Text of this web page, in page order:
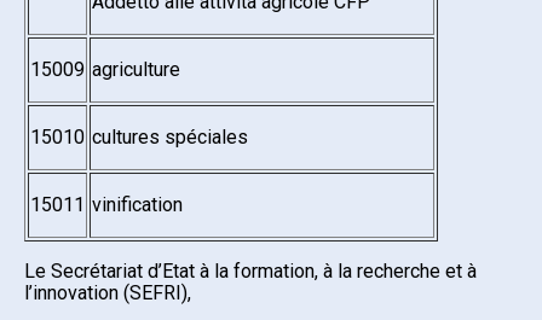
15009 agriculture
15010 cultures spéciales
15011 vinification
Le Secrétariat d’Etat à la formation, à la recherche et à
l’innovation (SEFRI),